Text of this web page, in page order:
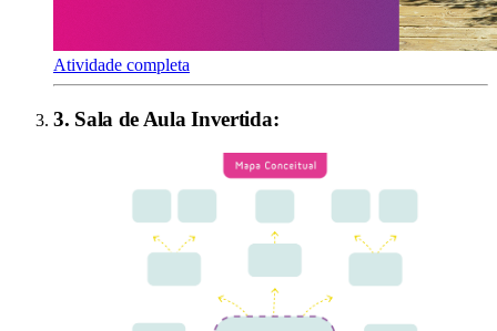
Atividade completa
3. Sala de Aula Invertida: